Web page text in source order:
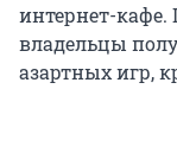
интернет-кафе.
владельцы
азартных игр,